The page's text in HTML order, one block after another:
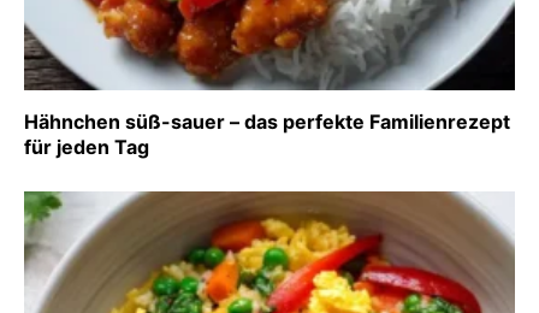
Hähnchen süß-sauer – das perfekte Familienrezept
für jeden Tag